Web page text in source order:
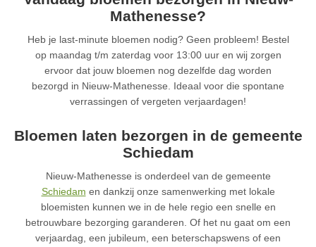
Mathenesse?
Heb je last-minute bloemen nodig? Geen probleem! Bestel
op maandag t/m zaterdag voor 13:00 uur en wij zorgen
ervoor dat jouw bloemen nog dezelfde dag worden
bezorgd in Nieuw-Mathenesse. Ideaal voor die spontane
verrassingen of vergeten verjaardagen!
Bloemen laten bezorgen in de gemeente
Schiedam
Nieuw-Mathenesse is onderdeel van de gemeente
Schiedam en dankzij onze samenwerking met lokale
bloemisten kunnen we in de hele regio een snelle en
betrouwbare bezorging garanderen. Of het nu gaat om een
verjaardag, een jubileum, een beterschapswens of een